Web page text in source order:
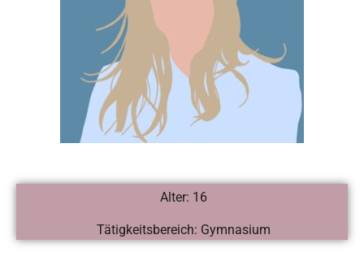
Alter: 16
Tätigkeitsbereich: Gymnasium